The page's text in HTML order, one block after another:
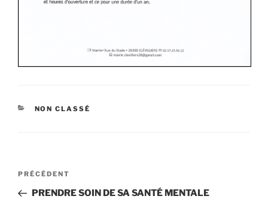
NON CLASSÉ
PRÉCÉDENT
PRENDRE SOIN DE SA SANTÉ MENTALE